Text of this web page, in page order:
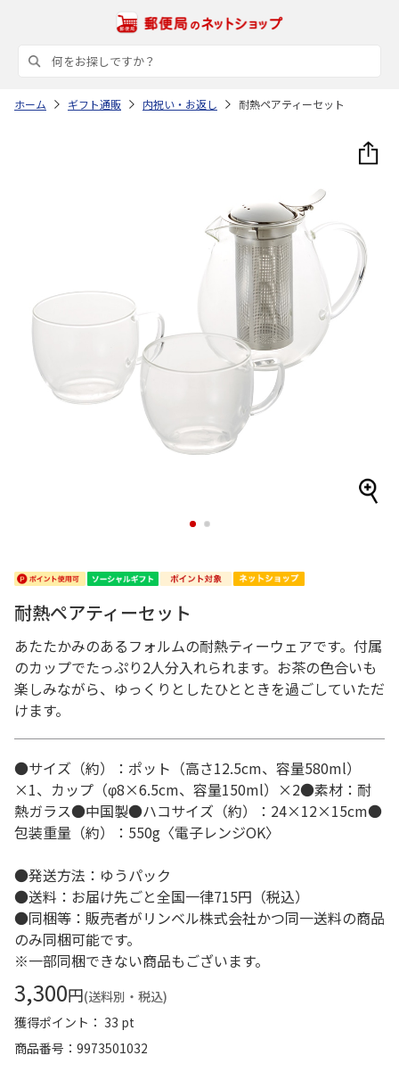
ホーム ギフト通販 内祝い・お返し 耐熱ペアティーセット
1 2
耐熱ペアティーセット
あたたかみのあるフォルムの耐熱ティーウェアです。付属
のカップでたっぷり2人分入れられます。お茶の色合いも
楽しみながら、ゆっくりとしたひとときを過ごしていただ
けます。
●サイズ（約）：ポット（高さ12.5cm、容量580ml）
×1、カップ（φ8×6.5cm、容量150ml）×2●素材：耐
熱ガラス●中国製●ハコサイズ（約）：24×12×15cm●
包装重量（約）：550g〈電子レンジOK〉
●発送方法：ゆうパック
●送料：お届け先ごと全国一律715円（税込）
●同梱等：販売者がリンベル株式会社かつ同一送料の商品
のみ同梱可能です。
※一部同梱できない商品もございます。
3,300円(送料別・税込)
獲得ポイント： 33 pt
商品番号
9973501032